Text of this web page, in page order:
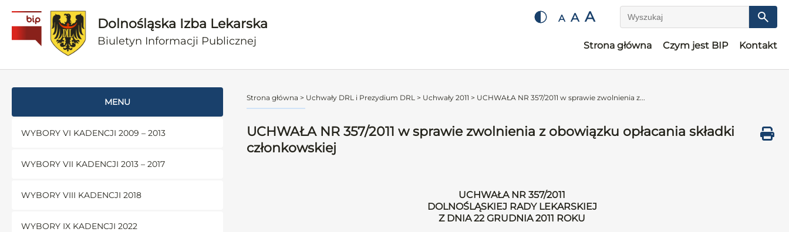
Dolnośląska Izba Lekarska
Biuletyn Informacji Publicznej
A A A Wyszukaj
Strona główna Czym jest BIP Kontakt
MENU
WYBORY VI KADENCJI 2009 – 2013
WYBORY VII KADENCJI 2013 – 2017
WYBORY VIII KADENCJI 2018
WYBORY IX KADENCJI 2022
Strona główna > Uchwały DRL i Prezydium DRL > Uchwały 2011 > UCHWAŁA NR 357/2011 w sprawie zwolnienia z...
UCHWAŁA NR 357/2011 w sprawie zwolnienia z obowiązku opłacania składki
członkowskiej
UCHWAŁA NR 357/2011
DOLNOŚLĄSKIEJ RADY LEKARSKIEJ
Z DNIA 22 GRUDNIA 2011 ROKU